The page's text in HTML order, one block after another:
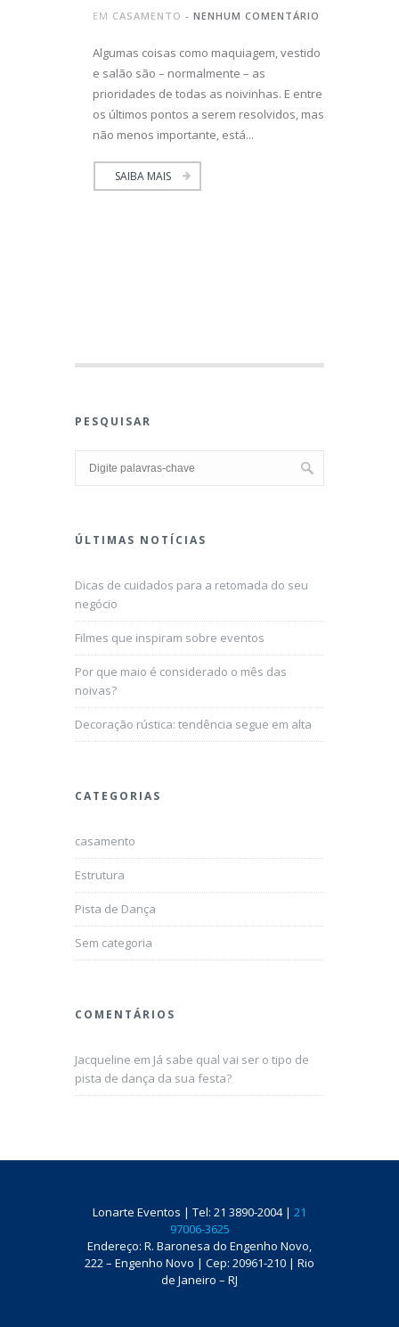
EM CASAMENTO - NENHUM COMENTÁRIO
Algumas coisas como maquiagem, vestido
e salão são – normalmente – as
prioridades de todas as noivinhas. E entre
os últimos pontos a serem resolvidos, mas
não menos importante, está...
SAIBA MAIS
PESQUISAR
ÚLTIMAS NOTÍCIAS
Dicas de cuidados para a retomada do seu
negócio
Filmes que inspiram sobre eventos
Por que maio é considerado o mês das
noivas?
Decoração rústica: tendência segue em alta
CATEGORIAS
casamento
Estrutura
Pista de Dança
Sem categoria
COMENTÁRIOS
Jacqueline em Já sabe qual vai ser o tipo de
pista de dança da sua festa?
Lonarte Eventos | Tel: 21 3890-2004 | 21
97006-3625
Endereço: R. Baronesa do Engenho Novo,
222 – Engenho Novo | Cep: 20961-210 | Rio
de Janeiro – RJ